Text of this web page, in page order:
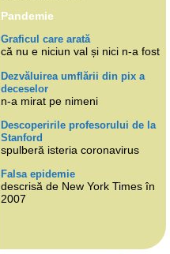
Pandemie
Graficul care arată
că nu e niciun val și nici n-a fost
Dezvăluirea umflării din pix a
deceselor
n-a mirat pe nimeni
Descoperirile profesorului de la
Stanford
spulberă isteria coronavirus
Falsa epidemie
descrisă de New York Times în
2007